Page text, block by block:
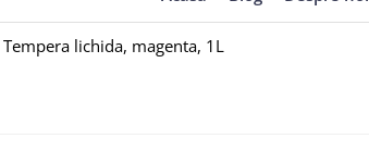
Tempera lichida, magenta, 1L